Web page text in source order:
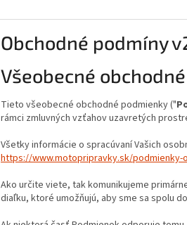
Obchodné podmíny
Všeobecné
Tieto všeobecné obchodné podmienky ("
rámci zmluvných vzťahov uzavretých
Všetky informácie o spracúvaní Vašich
https://www.motopripravky.sk/podmienky-
Ako určite viete, tak komunikujeme
diaľku, ktoré umožňujú, aby sme sa spolu